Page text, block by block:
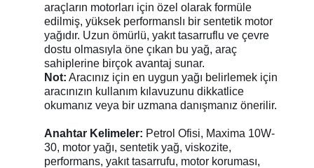
araçların motorları için özel olarak formüle
edilmiş, yüksek performanslı bir sentetik motor
yağıdır. Uzun ömürlü, yakıt tasarruflu ve çevre
dostu olmasıyla öne çıkan bu yağ, araç
sahiplerine birçok avantaj sunar.
Not: Aracınız için en uygun yağı belirlemek için
aracınızın kullanım kılavuzunu dikkatlice
okumanız veya bir uzmana danışmanız önerilir.
Anahtar Kelimeler: Petrol Ofisi, Maxima 10W-
30, motor yağı, sentetik yağ, viskozite,
performans, yakıt tasarrufu, motor koruması,